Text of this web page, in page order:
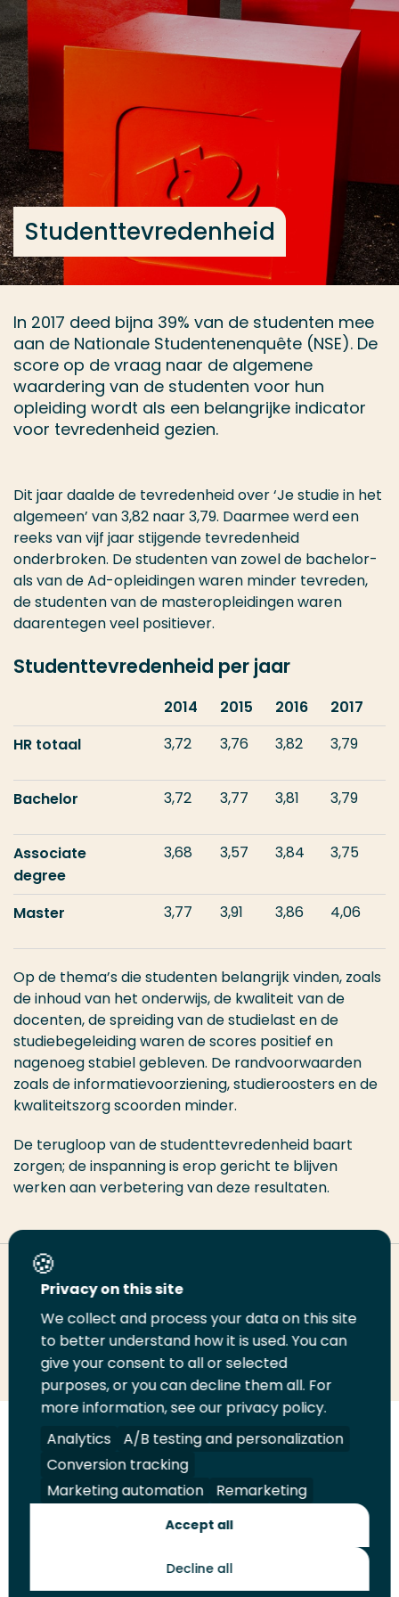
Ga direct naar de content
... > Studenttevredenheid
Studenttevredenheid
In 2017 deed bijna 39% van de studenten mee
aan de Nationale Studentenenquête (NSE). De
score op de vraag naar de algemene
waardering van de studenten voor hun
opleiding wordt als een belangrijke indicator
voor tevredenheid gezien.
Dit jaar daalde de tevredenheid over ‘Je studie in het
algemeen’ van 3,82 naar 3,79. Daarmee werd een
reeks van vijf jaar stijgende tevredenheid
onderbroken. De studenten van zowel de bachelor-
als van de Ad-opleidingen waren minder tevreden,
de studenten van de masteropleidingen waren
daarentegen veel positiever.
Studenttevredenheid per jaar
2014 2015 2016
2017
HR totaal
3,72 3,76 3,82 3,79
Bachelor 3,72 3,77 3,81 3,79
Associate
degree
3,68 3,57 3,84 3,75
Master 3,77 3,91 3,86 4,06
Op de thema’s die studenten belangrijk vinden, zoals
de inhoud van het onderwijs, de kwaliteit van de
docenten, de spreiding van de studielast en de
studiebegeleiding waren de scores positief en
nagenoeg stabiel gebleven. De randvoorwaarden
zoals de informatievoorziening, studieroosters en de
kwaliteitszorg scoorden minder.
De terugloop van de studenttevredenheid baart
zorgen; de inspanning is erop gericht te blijven
werken aan verbetering van deze resultaten.
Deel deze pagina
Deel
LinkedIn
Deel
op
Twitter
Deel
op
Facebook
Email
deze
pagina
Print
deze
pagina
Volg
ons
op
LinkedIn
Volg
ons
op
Facebook
Volg
ons
op
YouTube
Volg
ons
op
Instagram
Juridisch Security A-Z Index
Contact
Toekomstmakers
Veel gezocht
Opleiding
Contact
Privacy on this site
We collect and process your data on this site
to better understand how it is used. You can
give your consent to all or selected
purposes, or you can decline them all. For
more information, see our privacy policy.
Analytics
A/B testing and personalization
Conversion tracking
Marketing automation
Remarketing
Accept all
Decline all